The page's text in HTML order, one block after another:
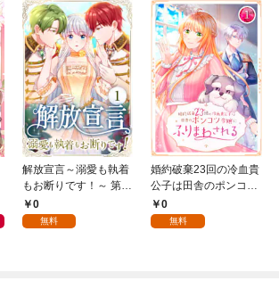
解放宣言～溺愛も執着
もお断りです！～ 第1
話0
無料
婚約破棄23回の冷血貴
公子は田舎のポンコツ
令嬢にふりまわされる
1話
0
無料